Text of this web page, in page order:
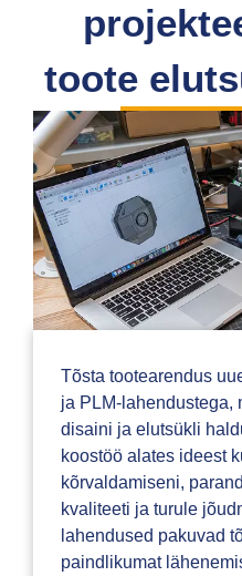
toote
Tõsta tootearendus
ja PLM-lahendustega,
disaini ja elutsükli
koostöö alates ideest
kõrvaldamiseni,
kvaliteeti ja turule
lahendused pakuvad
paindlikumat